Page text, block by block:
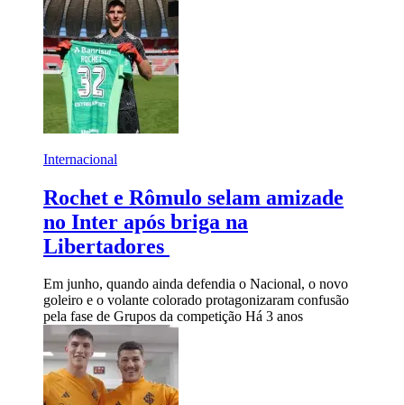
Internacional
Rochet e Rômulo selam amizade
no Inter após briga na
Libertadores
Em junho, quando ainda defendia o Nacional, o novo
goleiro e o volante colorado protagonizaram confusão
pela fase de Grupos da competição Há 3 anos